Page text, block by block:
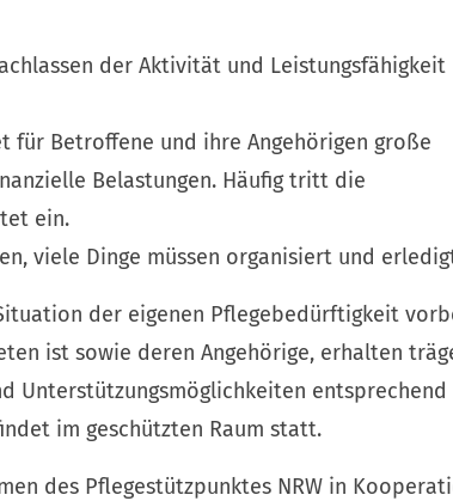
der Aktivität und Leistungsfähigkeit
Betroffene und ihre Angehörigen große
Belastungen. Häufig tritt die
ein.
viele Dinge müssen organisiert und
der eigenen Pflegebedürftigkeit
ist sowie deren Angehörige, erhalten
Unterstützungsmöglichkeiten
im geschützten Raum statt.
des Pflegestützpunktes NRW in